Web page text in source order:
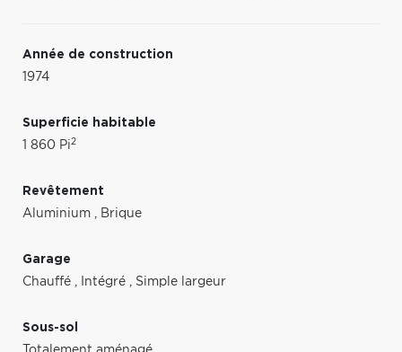
Année de construction
1974
Superficie habitable
1 860 Pi2
Revêtement
Aluminium , Brique
Garage
Chauffé , Intégré , Simple largeur
Sous-sol